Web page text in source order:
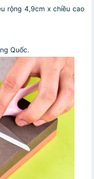
rộng 4,9cm x chiều cao
Quốc.